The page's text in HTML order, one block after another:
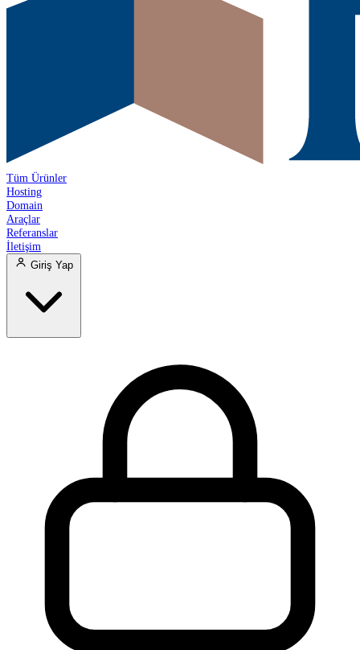
Tüm Ürünler
Hosting
Domain
Araçlar
Referanslar
İletişim
Giriş Yap